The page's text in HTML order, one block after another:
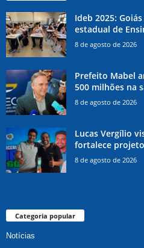
Ideb 2025:
estadual de
8 de agosto de 2026
Prefeito Mabel
500 milhões na
8 de agosto de 2026
Lucas Vergílio
fortalece
8 de agosto de 2026
Categoria popular
Notícias